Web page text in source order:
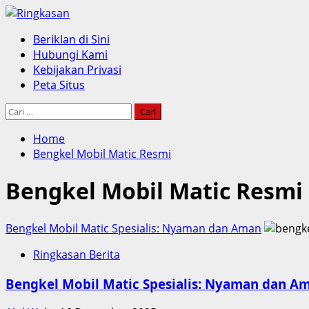
Skip
content
Primary
Menu
Beriklan di Sini
Hubungi Kami
Kebijakan Privasi
Peta Situs
Cari
Home
Bengkel Mobil Matic Resmi
Bengkel Mobil Matic Resmi
Bengkel Mobil Matic Spesialis: Nyaman dan Aman
Ringkasan Berita
Bengkel Mobil Matic Spesialis: Nyaman dan